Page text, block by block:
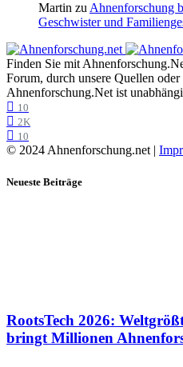
Martin zu Ahnenforschung
Geschwister und
Finden Sie mit
Forum, durch unsere Quellen
Ahnenforschung.Net ist
10
2K
10
© 2024 Ahnenforschung.net |
Neueste Beiträge
RootsTech 2026:
bringt Millionen